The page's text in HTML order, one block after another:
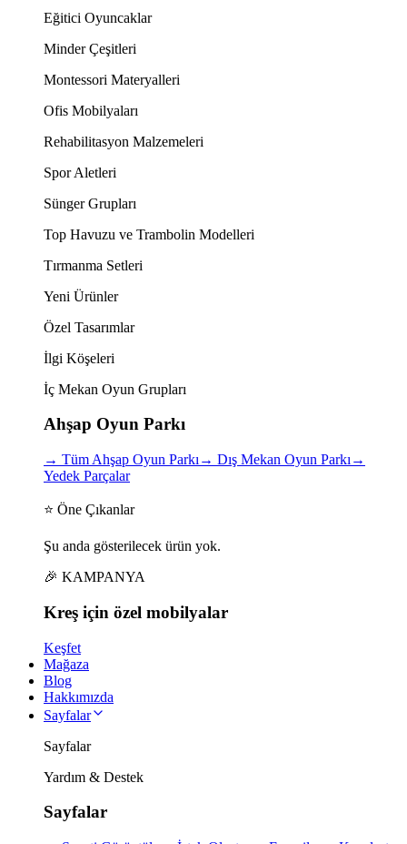
Eğitici Oyuncaklar
Minder Çeşitleri
Montessori Materyalleri
Ofis Mobilyaları
Rehabilitasyon Malzemeleri
Spor Aletleri
Sünger Grupları
Top Havuzu ve Trambolin Modelleri
Tırmanma Setleri
Yeni Ürünler
Özel Tasarımlar
İlgi Köşeleri
İç Mekan Oyun Grupları
Ahşap Oyun Parkı
→ Tüm Ahşap Oyun Parkı → Dış Mekan Oyun Parkı →
Yedek Parçalar
⭐ Öne Çıkanlar
Şu anda gösterilecek ürün yok.
🎉 KAMPANYA
Kreş için özel mobilyalar
Keşfet
Mağaza
Blog
Hakkımızda
Sayfalar
Sayfalar
Yardım & Destek
Sayfalar